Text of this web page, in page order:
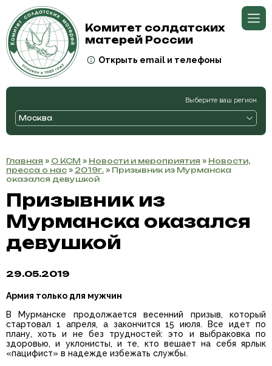
Комитет солдатских
матерей России
Открыть email и телефоны
Выберите ваш регион
Москва
Главная » О КСМ » Новости и мероприятия » Новости,
пресса о нас » 2019г. » Призывник из Мурманска
оказался девушкой
Призывник из
Мурманска оказался
девушкой
29.05.2019
Армия только для мужчин
В Мурманске продолжается весенний призыв, который
стартовал 1 апреля, а закончится 15 июля. Все идет по
плану, хоть и не без трудностей: это и выбраковка по
здоровью, и уклонисты, и те, кто вешает на себя ярлык
«пацифист» в надежде избежать службы.